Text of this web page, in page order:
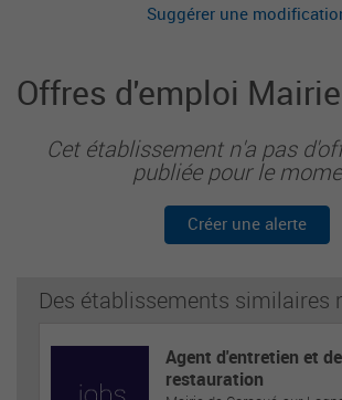
Suggérer une
Offres d'emploi
Cet établissement n'a pas
publiée pour le
Créer une alerte
Des établissements similaires
Agent d'entretien et de
restauration